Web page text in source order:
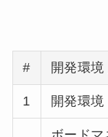
# 開発環
1 開発環境